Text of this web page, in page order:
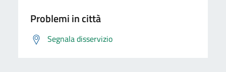
Problemi in città
Segnala disservizio